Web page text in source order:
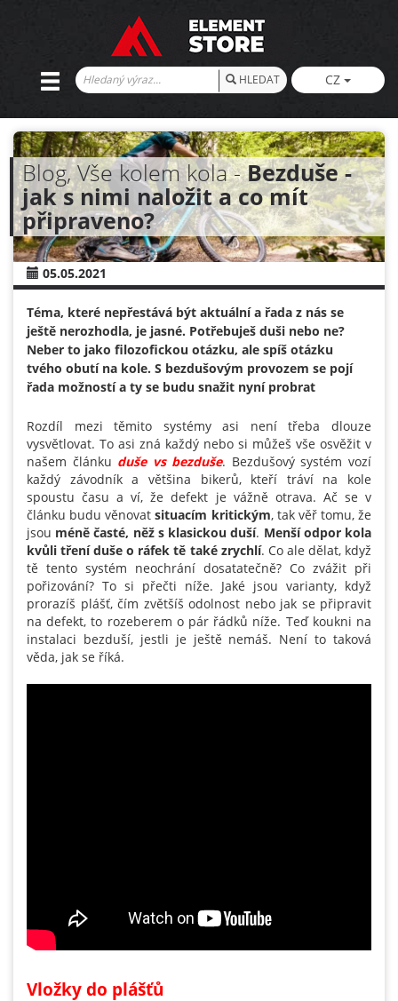
HLEDAT CZ
Blog, Vše kolem kola -Bezduše -
jak s nimi naložit a co mít
připraveno?
05.05.2021
Téma, které nepřestává být aktuální a řada z nás se
ještě nerozhodla, je jasné. Potřebuješ duši nebo ne?
Neber to jako filozofickou otázku, ale spíš otázku
tvého obutí na kole. S bezdušovým provozem se pojí
řada možností a ty se budu snažit nyní probrat
Rozdíl mezi těmito systémy asi není třeba dlouze
vysvětlovat. To asi zná každý nebo si můžeš vše osvěžit v
našem článku duše vs bezduše. Bezdušový systém vozí
každý závodník a většina bikerů, kteří tráví na kole
spoustu času a ví, že defekt je vážně otrava. Ač se v
článku budu věnovatsituacím kritickým, tak věř tomu, že
jsou méně časté, něž s klasickou duší. Menší odpor kola
kvůli tření duše o ráfek tě také zrychlí. Co ale dělat, když
tě tento systém neochrání dosatatečně? Co zvážit při
pořizování? To si přečti níže. Jaké jsou varianty, když
prorazíš plášť, čím zvětšíš odolnost nebo jak se připravit
na defekt, to rozeberem o pár řádků níže. Teď koukni na
instalaci bezduší, jestli je ještě nemáš. Není to taková
věda, jak se říká.
Vložky do plášťů